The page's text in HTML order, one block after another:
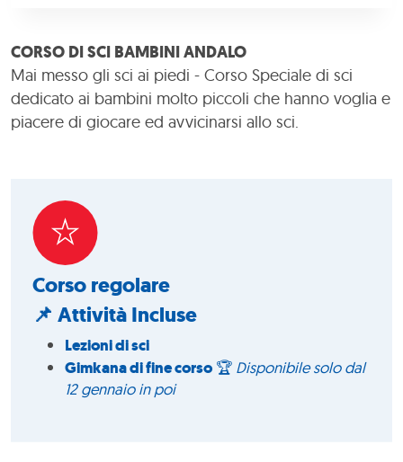
CORSO DI SCI BAMBINI ANDALO
Mai messo gli sci ai piedi - Corso Speciale di sci
dedicato ai bambini molto piccoli che hanno voglia e
piacere di giocare ed avvicinarsi allo sci.
Corso regolare
📌 Attività Incluse
Lezioni di sci
Gimkana di fine corso 🏆 Disponibile solo dal
12 gennaio in poi